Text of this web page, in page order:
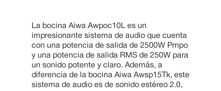
La bocina Aiwa Awpoc10L es un
impresionante sistema de audio que cuenta
con una potencia de salida de 2500W Pmpo
y una potencia de salida RMS de 250W para
un sonido potente y claro. Además, a
diferencia de la bocina Aiwa Awsp15Tk, este
sistema de audio es de sonido estéreo 2.0,